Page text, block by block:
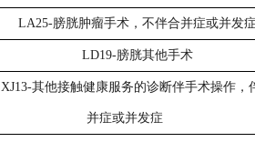
LA25-膀胱肿瘤手术，不伴合并症或并发
LD19-膀胱其他手术
XJ13-其他接触健康服务的诊断伴手术操作，
并症或并发症